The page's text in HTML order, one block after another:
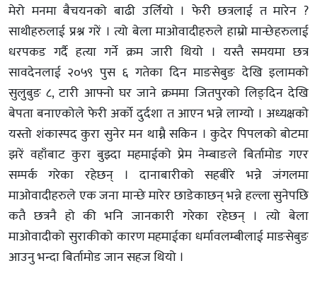
मेरो मनमा बैचयनको बाढी उर्लियो । फेरी छत्रलाई त मारेन ?
साथीहरुलाई प्रश्न गरें । त्यो बेला माओवादीहरुले हाम्रो मान्छेहरुलाई
धरपकड गर्दै हत्या गर्ने क्रम जारी थियो । यस्तै समयमा छत्र
सावदेनलाई २०५९ पुस ६ गतेका दिन माङसेबुङ देखि इलामको
सुलुबुङ ८, टारी आफ्नो घर जाने क्रममा जितपुरको लिङ्दिन देखि
बेपता बनाएकोले फेरी अर्को दुर्दशा त आएन भन्ने लाग्यो । अध्यक्षको
यस्तो शंकास्पद कुरा सुनेर मन थाम्नै सकिन । कुदेर पिपलको बोटमा
झरें वहाँबाट कुरा बुझ्दा महमाईको प्रेम नेम्बाङले बिर्तामोड गएर
सम्पर्क गरेका रहेछन् । दानाबारीको सहबीरे भन्ने जंगलमा
माओवादीहरुले एक जना मान्छे मारेर छाडेकाछन् भन्ने हल्ला सुनेपछि
कतै छत्रनै हो की भनि जानकारी गरेका रहेछन् । त्यो बेला
माओवादीको सुराकीको कारण महमाईका धर्मावलम्बीलाई माङसेबुङ
आउनु भन्दा बिर्तामोड जान सहज थियो ।